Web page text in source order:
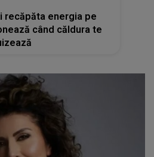
recăpăta energia pe
când căldura te